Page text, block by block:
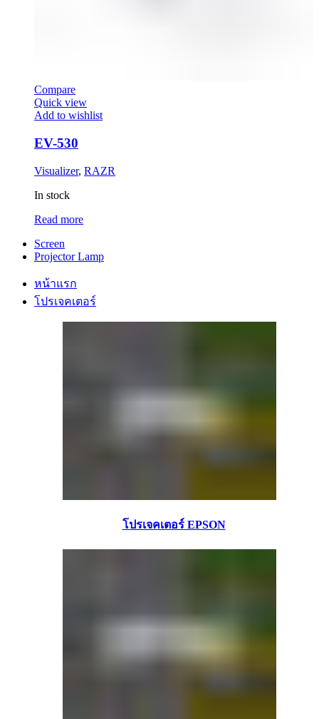
Compare
Quick view
Add to wishlist
EV-530
Visualizer, RAZR
In stock
Read more
Screen
Projector Lamp
หน้าแรก
โปรเจคเตอร์
โปรเจคเตอร์ EPSON